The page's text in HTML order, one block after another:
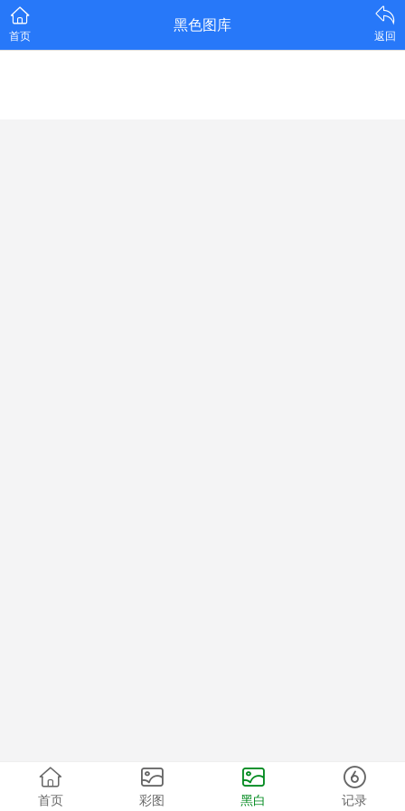
首页
黑色图库
返回
首页 彩图 黑白 记录